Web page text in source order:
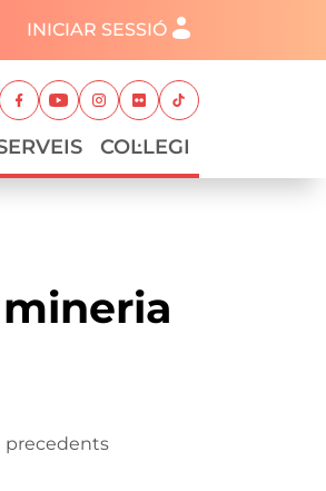
Menú del compte d'usuari
INICIAR SESSIÓ
Facebook
YoutubeInstagram
FlickrTikTok
COL·LEGI
precedents